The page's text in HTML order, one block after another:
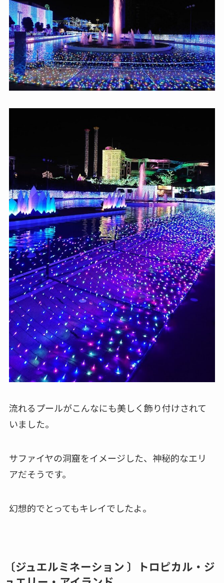
流れるプールがこんなにも美しく飾り付けされて
いました。
サファイヤの洞窟をイメージした、神秘的なエリ
アだそうです。
幻想的でとってもキレイでしたよ。
〔ジュエルミネーション 〕トロピカル・ジ